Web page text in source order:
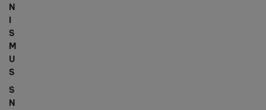
N
I
S
M
U
S
S
N